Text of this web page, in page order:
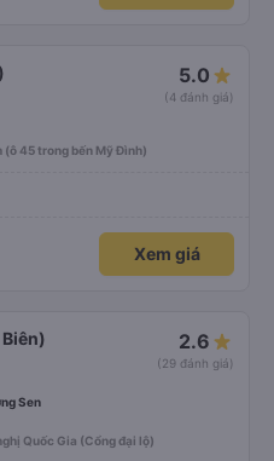
5.0
(4 đánh giá)
(ô 45 trong bến Mỹ Đình)
Xem giá
2.6
(29 đánh giá)
Sen
Quốc Gia (Cổng đại lộ)